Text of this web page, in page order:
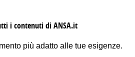
i contenuti di ANSA.it
più adatto alle tue esigenze.